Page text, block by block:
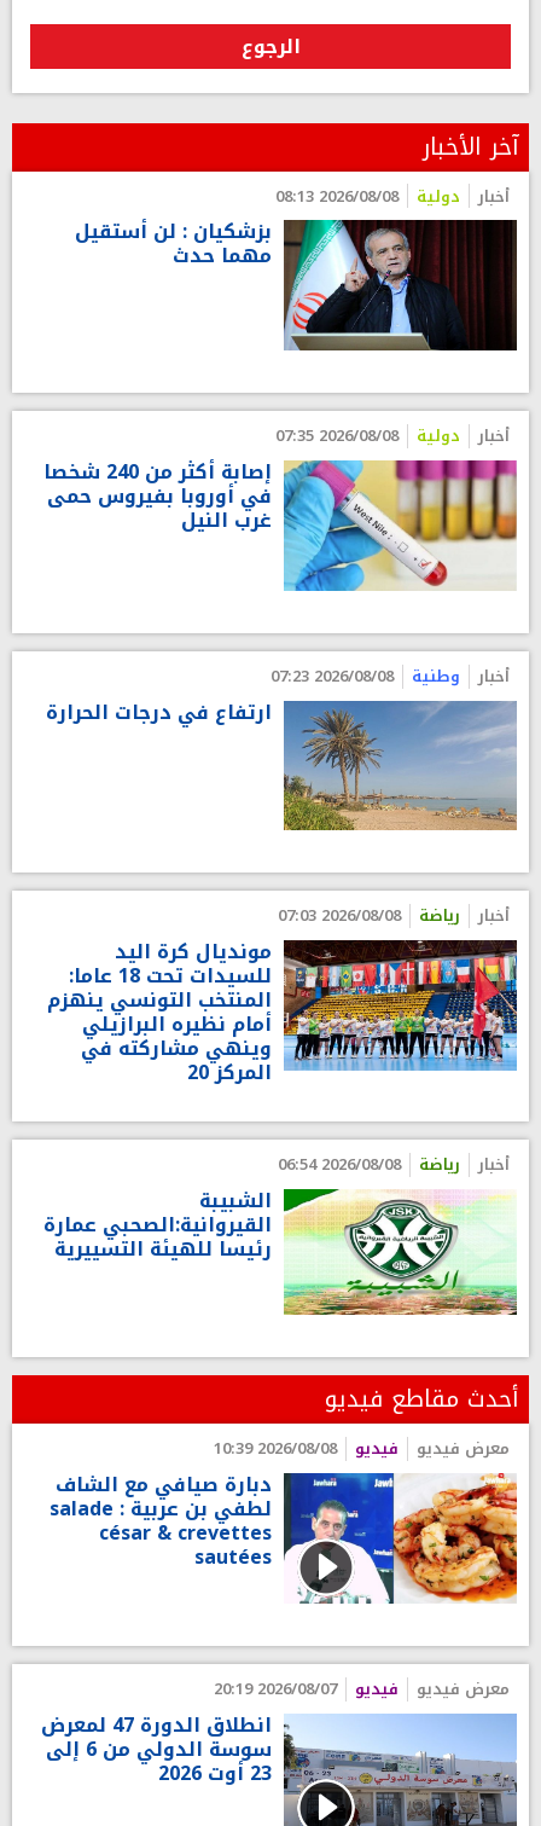
الرجوع
آخر الأخبار
أخبار دولية 2026/08/08 08:13
بزشكيان : لن أستقيل
مهما حدث
أخبار دولية 2026/08/08 07:35
إصابة أكثر من 240 شخصا
في أوروبا بفيروس حمى
غرب النيل
أخبار وطنية 2026/08/08 07:23
ارتفاع في درجات الحرارة
أخبار رياضة 2026/08/08 07:03
مونديال كرة اليد
للسيدات تحت 18 عاما:
المنتخب التونسي ينهزم
أمام نظيره البرازيلي
وينهي مشاركته في
المركز 20
أخبار رياضة 2026/08/08 06:54
الشبيبة
القيروانية:الصحبي عمارة
رئيسا للهيئة التسييرية
أحدث مقاطع فيديو
معرض فيديو فيديو 2026/08/08 10:39
دبارة صيافي مع الشاف
لطفي بن عربية : salade
césar & crevettes
sautées
معرض فيديو فيديو 2026/08/07 20:19
انطلاق الدورة 47 لمعرض
سوسة الدولي من 6 إلى
23 أوت 2026